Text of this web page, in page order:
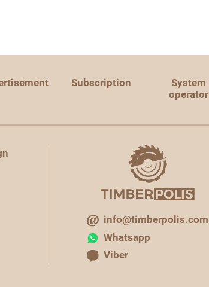
Subscription
System
operator
info@timberpolis.com
Whatsapp
Viber